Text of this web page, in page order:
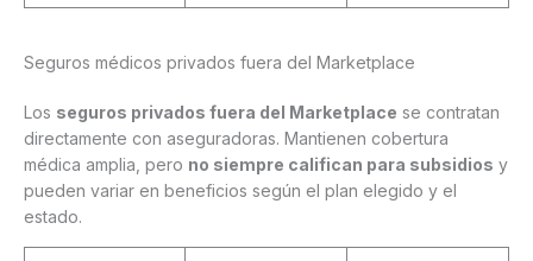
Seguros médicos privados fuera del Marketplace
Los seguros privados fuera del Marketplace se contratan
directamente con aseguradoras. Mantienen cobertura
médica amplia, pero no siempre califican para subsidios y
pueden variar en beneficios según el plan elegido y el
estado.